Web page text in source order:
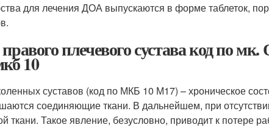
для лечения ДОА выпускаются в форме таблеток,
плечевого сустава код по
10
суставов (код по МКБ 10 М17) – хроническое
соединяющие ткани. В дальнейшем, при
ткани. Такое явление, безусловно, приводит к потере